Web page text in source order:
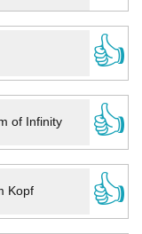
👍
of Infinity
👍
Kopf
👍